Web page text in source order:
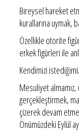
Bireysel hareket
kurallarına uymak,
Özellikle otorite
erkek figürleri ile
Kendimizi
Mesuliyet
gerçekleştirmek,
çizerek devam
Önümüzdeki Eylül